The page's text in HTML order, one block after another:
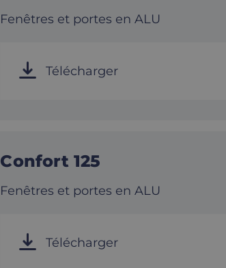
Fenêtres et portes en ALU
Télécharger
Confort 125
Fenêtres et portes en ALU
Télécharger